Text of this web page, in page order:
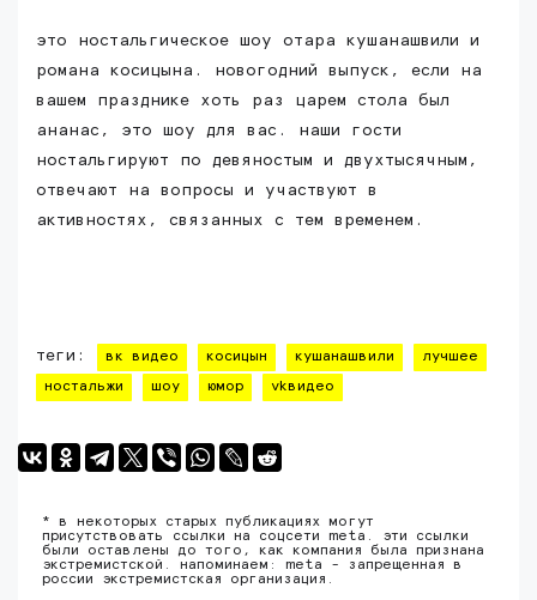
это ностальгическое шоу отара кушанашвили и
романа косицына. новогодний выпуск, если на
вашем празднике хоть раз царем стола был
ананас, это шоу для вас. наши гости
ностальгируют по девяностым и двухтысячным,
отвечают на вопросы и участвуют в
активностях, связанных с тем временем.
теги: вк видео косицын кушанашвили лучшее
ностальжи шоу юмор vkвидео
* в некоторых старых публикациях могут
присутствовать ссылки на соцсети meta. эти ссылки
были оставлены до того, как компания была признана
экстремистской. напоминаем: meta - запрещенная в
россии экстремистская организация.